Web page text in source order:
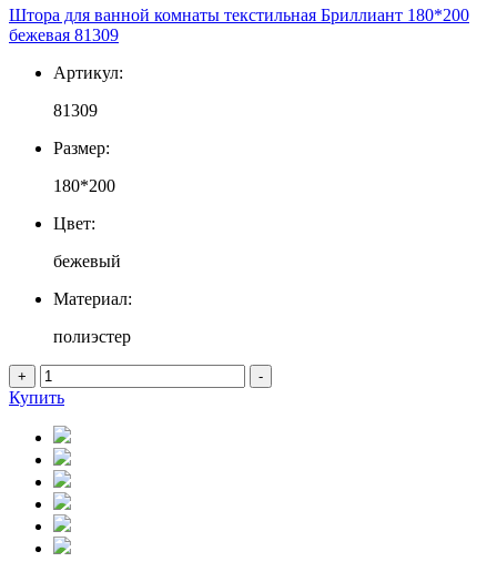
Штора для ванной комнаты текстильная Бриллиант 180*200
бежевая 81309
Артикул:
81309
Размер:
180*200
Цвет:
бежевый
Материал:
полиэстер
+ -
Купить